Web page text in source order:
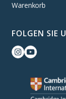
Warenkorb
FOLGEN SIE